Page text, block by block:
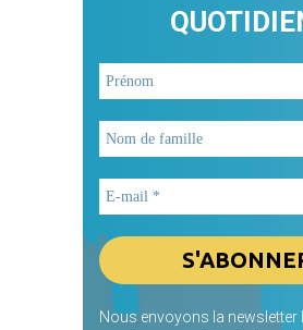
Nous envoyons la newsletter